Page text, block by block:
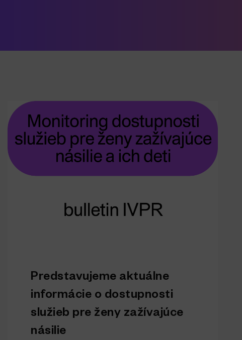
Predstavujeme aktuálne
informácie o dostupnosti
služieb pre ženy zažívajúce
násilie